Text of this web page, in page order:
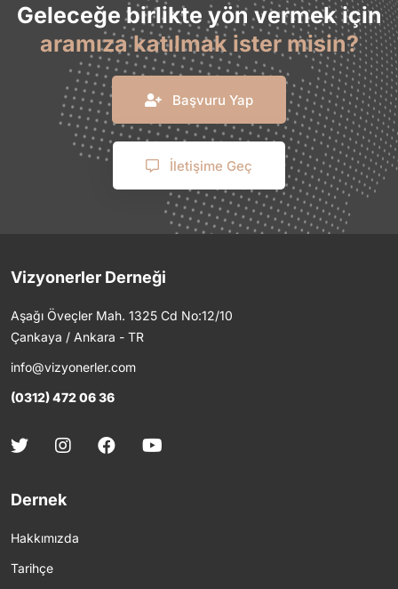
Geleceğe birlikte yön vermek için
aramıza katılmak ister misin?
Başvuru Yap
İletişime Geç
Vizyonerler Derneği
Aşağı Öveçler Mah. 1325 Cd No:12/10
Çankaya / Ankara - TR
info@vizyonerler.com
(0312) 472 06 36
Dernek
Hakkımızda
Tarihçe